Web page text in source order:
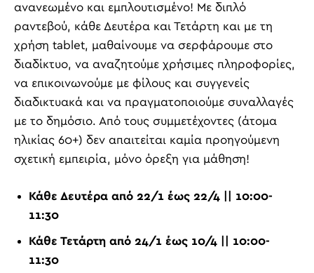
ανανεωμένο και εμπλουτισμένο! Με διπλό
ραντεβού, κάθε Δευτέρα και Τετάρτη και με τη
χρήση tablet, μαθαίνουμε να σερφάρουμε στο
διαδίκτυο, να αναζητούμε χρήσιμες πληροφορίες,
να επικοινωνούμε με φίλους και συγγενείς
διαδικτυακά και να πραγματοποιούμε συναλλαγές
με το δημόσιο. Από τους συμμετέχοντες (άτομα
ηλικίας 60+) δεν απαιτείται καμία προηγούμενη
σχετική εμπειρία, μόνο όρεξη για μάθηση!
Κάθε Δευτέρα από 22/1 έως 22/4 || 10:00-
11:30
Κάθε Τετάρτη από 24/1 έως 10/4 || 10:00-
11:30